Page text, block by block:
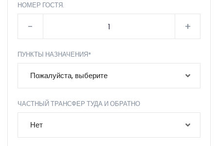
НОМЕР ГОСТЯ.
- +
ПУНКТЫ НАЗНАЧЕНИЯ*
Пожалуйста, выберите
ЧАСТНЫЙ ТРАНСФЕР ТУДА И ОБРАТНО
Нет